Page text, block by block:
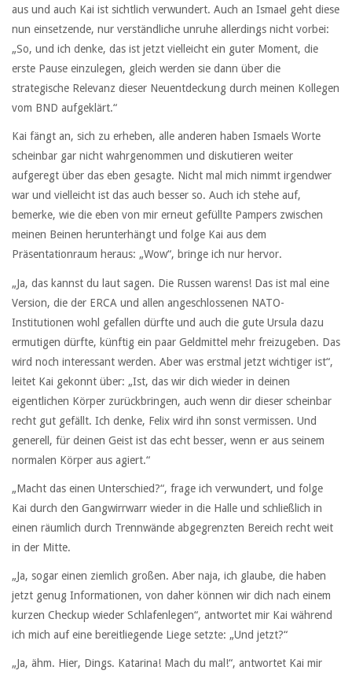
aus und auch Kai ist sichtlich verwundert. Auch an Ismael geht diese
nun einsetzende, nur verständliche unruhe allerdings nicht vorbei:
„So, und ich denke, das ist jetzt vielleicht ein guter Moment, die
erste Pause einzulegen, gleich werden sie dann über die
strategische Relevanz dieser Neuentdeckung durch meinen Kollegen
vom BND aufgeklärt.“
Kai fängt an, sich zu erheben, alle anderen haben Ismaels Worte
scheinbar gar nicht wahrgenommen und diskutieren weiter
aufgeregt über das eben gesagte. Nicht mal mich nimmt irgendwer
war und vielleicht ist das auch besser so. Auch ich stehe auf,
bemerke, wie die eben von mir erneut gefüllte Pampers zwischen
meinen Beinen herunterhängt und folge Kai aus dem
Präsentationraum heraus: „Wow“, bringe ich nur hervor.
„Ja, das kannst du laut sagen. Die Russen warens! Das ist mal eine
Version, die der ERCA und allen angeschlossenen NATO-
Institutionen wohl gefallen dürfte und auch die gute Ursula dazu
ermutigen dürfte, künftig ein paar Geldmittel mehr freizugeben. Das
wird noch interessant werden. Aber was erstmal jetzt wichtiger ist“,
leitet Kai gekonnt über: „Ist, das wir dich wieder in deinen
eigentlichen Körper zurückbringen, auch wenn dir dieser scheinbar
recht gut gefällt. Ich denke, Felix wird ihn sonst vermissen. Und
generell, für deinen Geist ist das echt besser, wenn er aus seinem
normalen Körper aus agiert.“
„Macht das einen Unterschied?“, frage ich verwundert, und folge
Kai durch den Gangwirrwarr wieder in die Halle und schließlich in
einen räumlich durch Trennwände abgegrenzten Bereich recht weit
in der Mitte.
„Ja, sogar einen ziemlich großen. Aber naja, ich glaube, die haben
jetzt genug Informationen, von daher können wir dich nach einem
kurzen Checkup wieder Schlafenlegen“, antwortet mir Kai während
ich mich auf eine bereitliegende Liege setzte: „Und jetzt?“
„Ja, ähm. Hier, Dings. Katarina! Mach du mal!“, antwortet Kai mir